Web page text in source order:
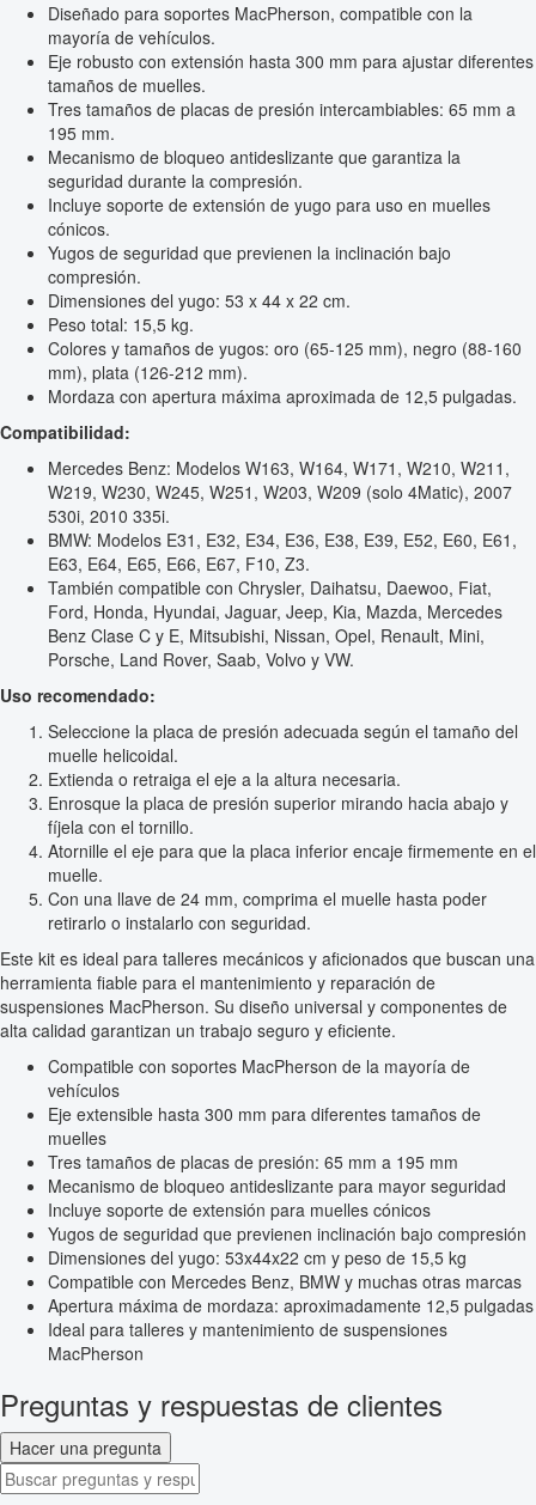
Diseñado para soportes MacPherson, compatible con la
mayoría de vehículos.
Eje robusto con extensión hasta 300 mm para ajustar diferentes
tamaños de muelles.
Tres tamaños de placas de presión intercambiables: 65 mm a
195 mm.
Mecanismo de bloqueo antideslizante que garantiza la
seguridad durante la compresión.
Incluye soporte de extensión de yugo para uso en muelles
cónicos.
Yugos de seguridad que previenen la inclinación bajo
compresión.
Dimensiones del yugo: 53 x 44 x 22 cm.
Peso total: 15,5 kg.
Colores y tamaños de yugos: oro (65-125 mm), negro (88-160
mm), plata (126-212 mm).
Mordaza con apertura máxima aproximada de 12,5 pulgadas.
Compatibilidad:
Mercedes Benz: Modelos W163, W164, W171, W210, W211,
W219, W230, W245, W251, W203, W209 (solo 4Matic), 2007
530i, 2010 335i.
BMW: Modelos E31, E32, E34, E36, E38, E39, E52, E60, E61,
E63, E64, E65, E66, E67, F10, Z3.
También compatible con Chrysler, Daihatsu, Daewoo, Fiat,
Ford, Honda, Hyundai, Jaguar, Jeep, Kia, Mazda, Mercedes
Benz Clase C y E, Mitsubishi, Nissan, Opel, Renault, Mini,
Porsche, Land Rover, Saab, Volvo y VW.
Uso recomendado:
Seleccione la placa de presión adecuada según el tamaño del
muelle helicoidal.
Extienda o retraiga el eje a la altura necesaria.
Enrosque la placa de presión superior mirando hacia abajo y
fíjela con el tornillo.
Atornille el eje para que la placa inferior encaje firmemente en el
muelle.
Con una llave de 24 mm, comprima el muelle hasta poder
retirarlo o instalarlo con seguridad.
Este kit es ideal para talleres mecánicos y aficionados que buscan una
herramienta fiable para el mantenimiento y reparación de
suspensiones MacPherson. Su diseño universal y componentes de
alta calidad garantizan un trabajo seguro y eficiente.
Compatible con soportes MacPherson de la mayoría de
vehículos
Eje extensible hasta 300 mm para diferentes tamaños de
muelles
Tres tamaños de placas de presión: 65 mm a 195 mm
Mecanismo de bloqueo antideslizante para mayor seguridad
Incluye soporte de extensión para muelles cónicos
Yugos de seguridad que previenen inclinación bajo compresión
Dimensiones del yugo: 53x44x22 cm y peso de 15,5 kg
Compatible con Mercedes Benz, BMW y muchas otras marcas
Apertura máxima de mordaza: aproximadamente 12,5 pulgadas
Ideal para talleres y mantenimiento de suspensiones
MacPherson
Preguntas y respuestas de clientes
Hacer una pregunta